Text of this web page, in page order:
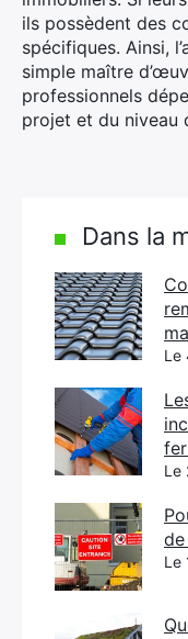
ils possèdent des
spécifiques. Ainsi,
simple maître
professionnels
projet et du niveau
Dans la
Le
Le
de
Le